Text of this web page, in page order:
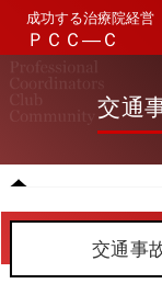
成功する治療院経営
ＰＣＣ―Ｃ
交通
交通事